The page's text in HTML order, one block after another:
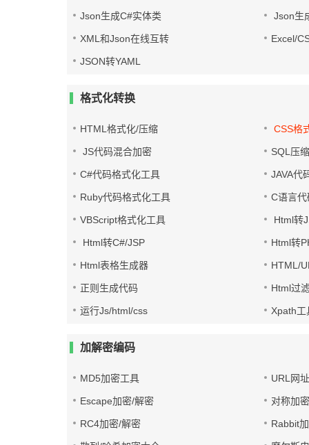
Json生成C#实体类 Json生
XML和Json在线互转 Excel/
JSON转YAML
格式化转换
HTML格式化/压缩 CSS格
JS代码混合加密 SQL压
C#代码格式化工具 JAVA代
Ruby代码格式化工具 C语言
VBScript格式化工具 Html转
Html转C#/JSP Html转
Html表格生成器 HTML/
正则生成代码 Html过
运行Js/html/css Xpath工
加解密编码
MD5加密工具 URL网
Escape加密/解密 对称加
RC4加密/解密 Rabbit